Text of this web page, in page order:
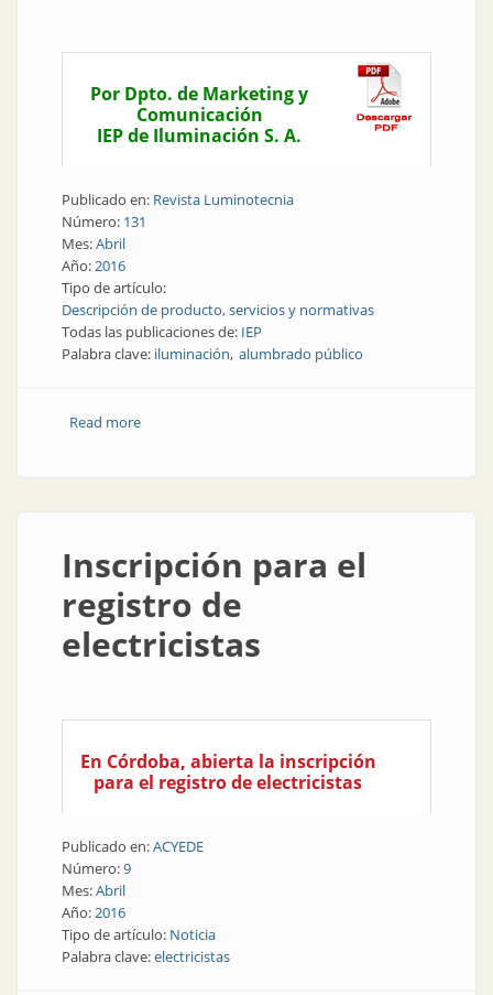
Por Dpto. de Marketing y
Comunicación
IEP de Iluminación S. A.
Publicado en: Revista Luminotecnia
Número: 131
Mes:Abril
Año:2016
Tipo de artículo:
Descripción de producto, servicios y normativas
Todas las publicaciones de: IEP
Palabra clave: iluminación alumbrado público
Read moreabout Producto | Nuevas luminarias: diseño y
Inscripción para el
registro de
electricistas
En Córdoba, abierta la inscripción
para el registro de electricistas
Publicado en:ACYEDE
Número:9
Mes:Abril
Año:2016
Tipo de artículo: Noticia
Palabra clave:electricistas